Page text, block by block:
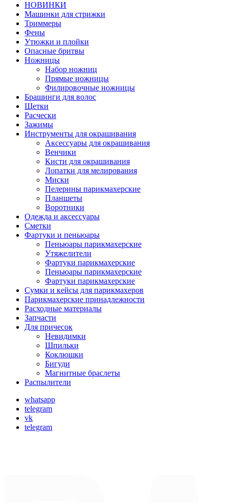
НОВИНКИ
Машинки для стрижки
Триммеры
Фены
Утюжки и плойки
Опасные бритвы
Ножницы
Набор ножниц
Прямые ножницы
Филировочные ножницы
Брашинги для волос
Щетки
Расчески
Зажимы
Инструменты для окрашивания
Аксессуары для окрашивания
Венчики
Кисти для окрашивания
Лопатки для мелирования
Миски
Пелерины парикмахерские
Планшеты
Воротники
Одежда и аксессуары
Сметки
Фартуки и пеньюары
Пеньюары парикмахерские
Утяжелители
Фартуки парикмахерские
Пеньюары парикмахерские
Фартуки парикмахерские
Сумки и кейсы для парикмахеров
Парикмахерские принадлежности
Расходные материалы
Запчасти
Для причесок
Невидимки
Шпильки
Коклюшки
Бигуди
Магнитные браслеты
Распылители
whatsapp
telegram
vk
telegram